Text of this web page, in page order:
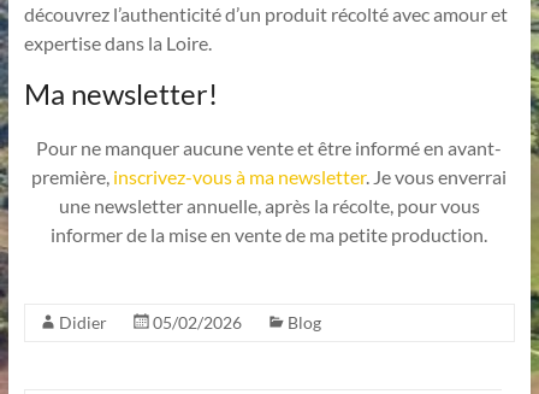
découvrez l’authenticité d’un produit récolté avec amour et
expertise dans la Loire.
Ma newsletter!
Pour ne manquer aucune vente et être informé en avant-
première, inscrivez-vous à ma newsletter. Je vous enverrai
une newsletter annuelle, après la récolte, pour vous
informer de la mise en vente de ma petite production.
Didier 05/02/2026 Blog